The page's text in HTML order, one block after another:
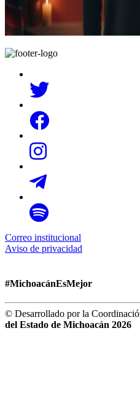
Correo institucional
Aviso de privacidad
#MichoacánEsMejor
© Desarrollado por la
del Estado de Michoacán 2026